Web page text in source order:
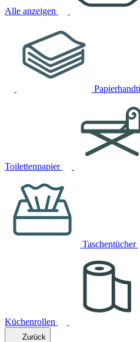
Alle anzeigen
Toilettenpapier
Taschentücher
Küchenrollen
Zurück